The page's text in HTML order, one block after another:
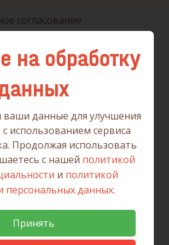
согласование
земельного участка
земельных участков без
плане территории
на обработку
данные для улучшения
использованием сервиса
Продолжая использовать
с нашей политикой
и политикой
персональных данных.
Принять